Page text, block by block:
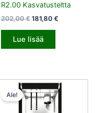
R2.00 Kasvatusteltta
202,00€ 181,80€
Lue lisää
Ale!
Alkuperäinen
hinta
oli:
112,00 €.
Nykyinen
hinta